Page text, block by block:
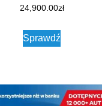
24,900.00zł
Sprawdź